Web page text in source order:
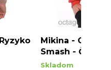
Mikina -
Smash -
Skladom